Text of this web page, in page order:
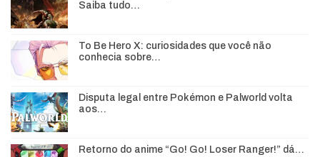
Saiba tudo…
To Be Hero X: curiosidades que você não
conhecia sobre…
Disputa legal entre Pokémon e Palworld volta
aos…
Retorno do anime “Go! Go! Loser Ranger!” dá…